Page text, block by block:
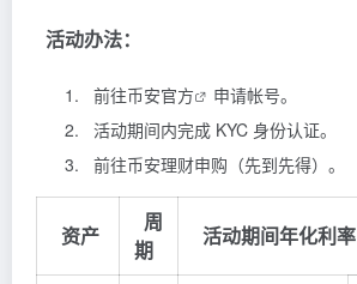
活动办法：
前往币安官方
申请帐号。
活动期间内完成 KYC 身份认证。
前往币安理财申购（先到先得）。
资产
周
期
活动期间年化利率